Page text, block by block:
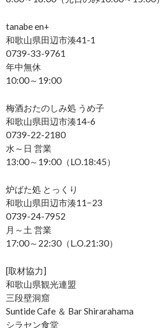
tanabe en+
和歌山県田辺市湊41-1
0739-33-9761
年中無休
10:00～19:00
梅酒おたのしみ処 うめ子
和歌山県田辺市湊14-6
0739-22-2180
水～日 営業
13:00～19:00（LO.18:45）
炉ばた処 とっくり
和歌山県田辺市湊11−23
0739-24-7952
月～土 営業
17:00～22:30（L.O.21:30）
[取材協力]
和歌山県観光連盟
三段壁洞窟
Suntide Cafe ＆ Bar Shirarahama
シラセン食堂